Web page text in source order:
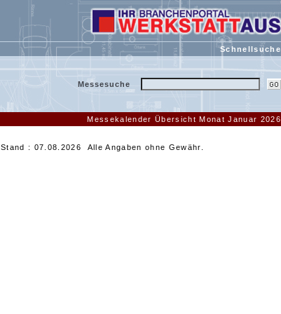
Schnellsuche
Messesuche
Messekalender Übersicht Monat Januar 2026
Stand : 07.08.2026 Alle Angaben ohne Gewähr.